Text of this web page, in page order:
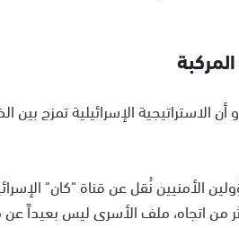
الاستراتيجية الإسرائيلية تمزج
الأمنيين نُقل عن قناة "كان"
اتجاه، ملف الأسرى ليس بعيداً عن